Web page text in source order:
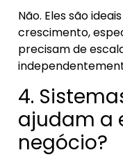
Não. Eles são
crescimento,
precisam de
4.
ajudam a
negócio?